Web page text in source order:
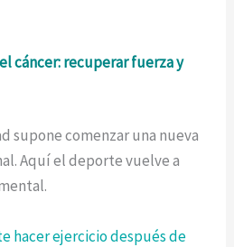
cáncer: recuperar fuerza y
supone comenzar una nueva
Aquí el deporte vuelve a
hacer ejercicio después de